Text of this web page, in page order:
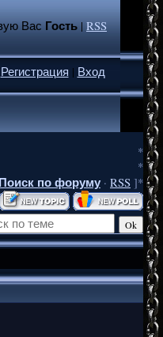
Вас Гость|RSS
Регистрация | Вход
*
*
Поиск по форуму · RSS ]*